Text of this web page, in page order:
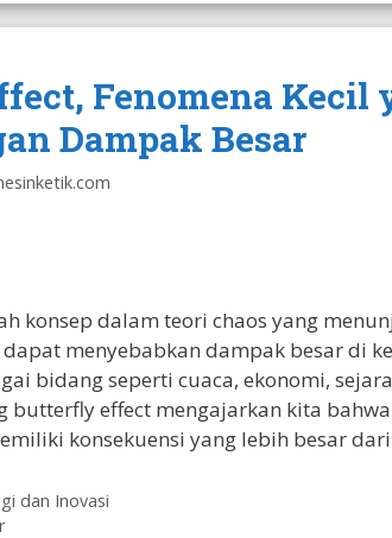
Fenomena Kecil
Dampak Besar
konsep dalam teori chaos yang
menyebabkan dampak besar di
bidang seperti cuaca, ekonomi,
butterfly effect mengajarkan kita
konsekuensi yang lebih besar
dan Inovasi